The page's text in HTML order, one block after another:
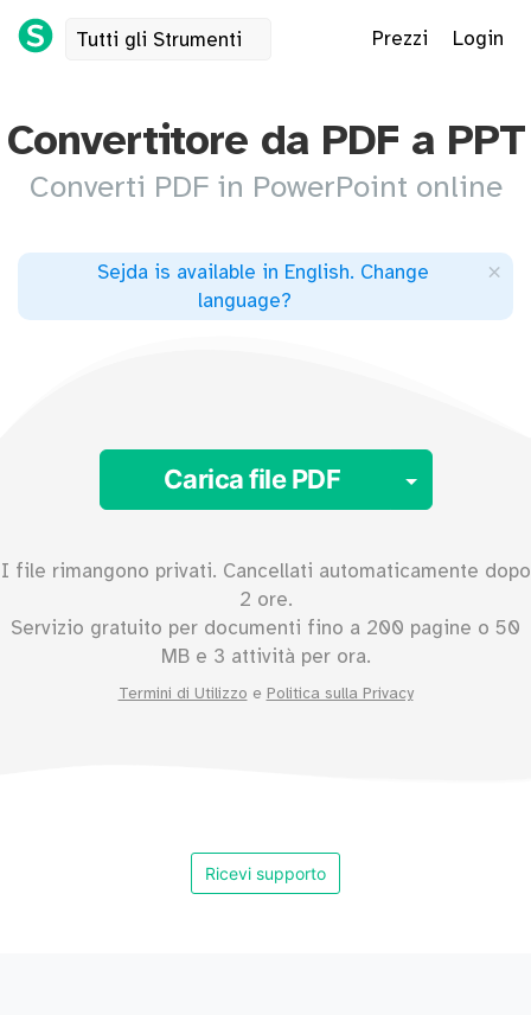
Tutti gli Strumenti Prezzi Login
Convertitore da PDF a PPT
Converti PDF in PowerPoint online
Sejda is available in English. Change
language?
×
Carica file PDF Toggle
I file rimangono privati. Cancellati automaticamente dopo
2 ore.
Servizio gratuito per documenti fino a 200 pagine o 50
MB e 3 attività per ora.
Termini di Utilizzo e Politica sulla Privacy
Ricevi supporto